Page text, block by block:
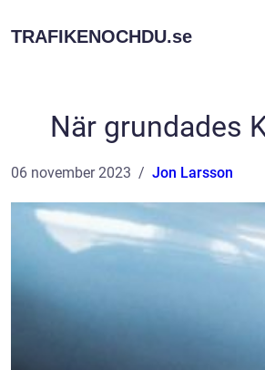
TRAFIKENOCHDU.se
När grundades
06 november 2023 Jon Larsson